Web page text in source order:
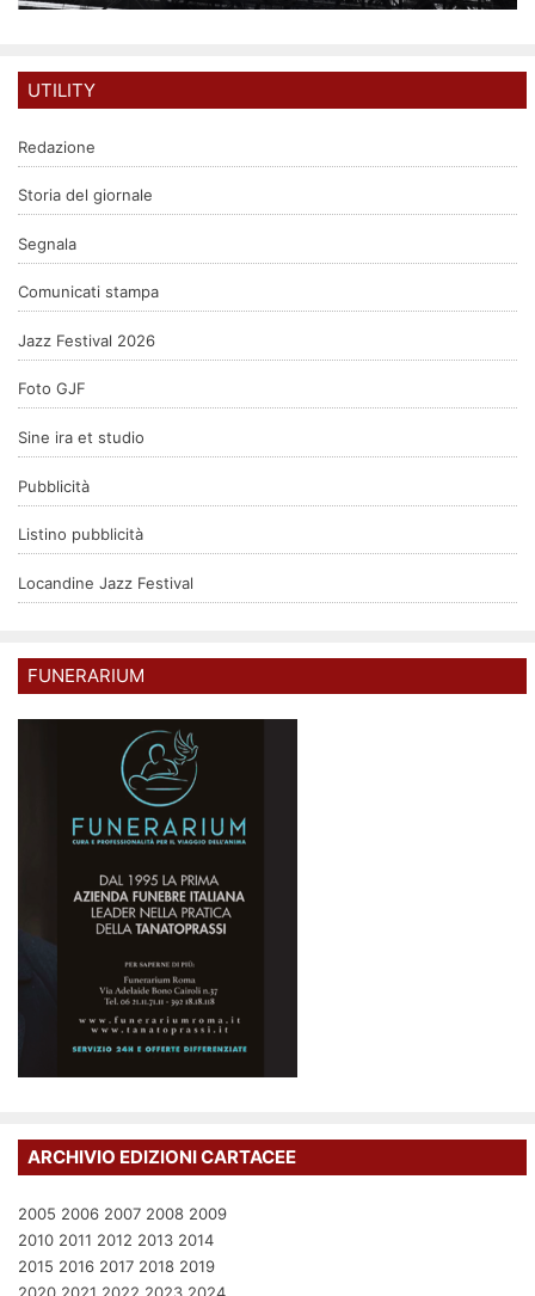
UTILITY
Redazione
Storia del giornale
Segnala
Comunicati stampa
Jazz Festival 2026
Foto GJF
Sine ira et studio
Pubblicità
Listino pubblicità
Locandine Jazz Festival
FUNERARIUM
ARCHIVIO EDIZIONI CARTACEE
2005 2006 2007 2008 2009
2010 2011 2012 2013 2014
2015 2016 2017 2018 2019